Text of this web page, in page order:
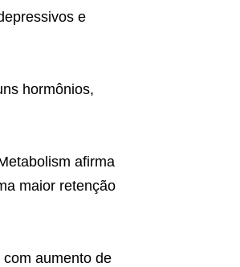
e
hormônios,
afirma
maior retenção
aumento de